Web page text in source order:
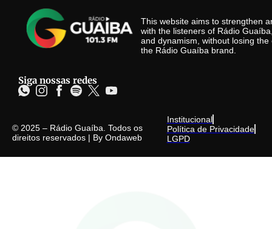
This website aims to strengthen
with the listeners of Rádio
and dynamism, without losing
the Rádio Guaíba brand.
Siga nossas redes
© 2025 – Rádio Guaíba. Todos os
direitos reservados | By Ondaweb
Institucional
Política de Privacidade
LGPD